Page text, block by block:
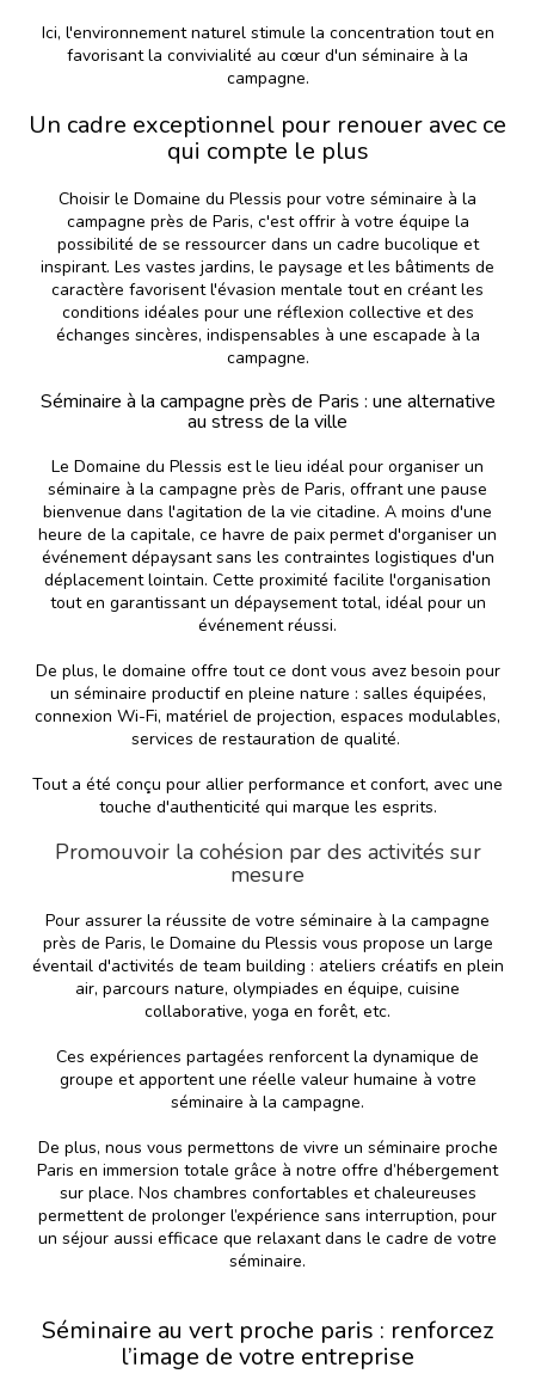
Ici, l'environnement naturel stimule la concentration tout en
favorisant la convivialité au cœur d'un séminaire à la
campagne.
Un cadre exceptionnel pour renouer avec ce
qui compte le plus
Choisir le Domaine du Plessis pour votre séminaire à la
campagne près de Paris, c'est offrir à votre équipe la
possibilité de se ressourcer dans un cadre bucolique et
inspirant. Les vastes jardins, le paysage et les bâtiments de
caractère favorisent l'évasion mentale tout en créant les
conditions idéales pour une réflexion collective et des
échanges sincères, indispensables à une escapade à la
campagne.
Séminaire à la campagne près de Paris : une alternative
au stress de la ville
Le Domaine du Plessis est le lieu idéal pour organiser un
séminaire à la campagne près de Paris, offrant une pause
bienvenue dans l'agitation de la vie citadine. A moins d'une
heure de la capitale, ce havre de paix permet d'organiser un
événement dépaysant sans les contraintes logistiques d'un
déplacement lointain. Cette proximité facilite l'organisation
tout en garantissant un dépaysement total, idéal pour un
événement réussi.
De plus, le domaine offre tout ce dont vous avez besoin pour
un séminaire productif en pleine nature : salles équipées,
connexion Wi-Fi, matériel de projection, espaces modulables,
services de restauration de qualité.
Tout a été conçu pour allier performance et confort, avec une
touche d'authenticité qui marque les esprits.
Promouvoir la cohésion par des activités sur
mesure
Pour assurer la réussite de votre séminaire à la campagne
près de Paris, le Domaine du Plessis vous propose un large
éventail d'activités de team building : ateliers créatifs en plein
air, parcours nature, olympiades en équipe, cuisine
collaborative, yoga en forêt, etc.
Ces expériences partagées renforcent la dynamique de
groupe et apportent une réelle valeur humaine à votre
séminaire à la campagne.
De plus, nous vous permettons de vivre un séminaire proche
Paris en immersion totale grâce à notre offre d’hébergement
sur place. Nos chambres confortables et chaleureuses
permettent de prolonger l’expérience sans interruption, pour
un séjour aussi efficace que relaxant dans le cadre de votre
séminaire.
Séminaire au vert proche paris : renforcez
l’image de votre entreprise